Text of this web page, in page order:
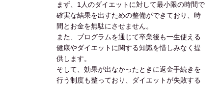
まず、1人のダイエットに対して最小限の時間で
確実な結果を出すための整備ができており、時
間とお金を無駄にさせません。
また、プログラムを通じて卒業後も一生使える
健康やダイエットに関する知識を惜しみなく提
供します。
そして、効果が出なかったときに返金手続きを
行う制度も整っており、ダイエットが失敗する